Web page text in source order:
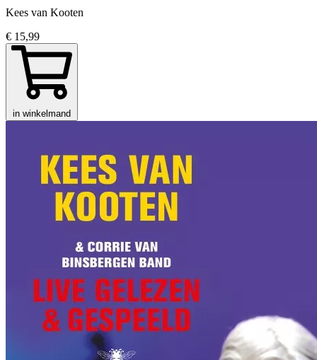
Kees van Kooten
€ 15,99
in winkelmand